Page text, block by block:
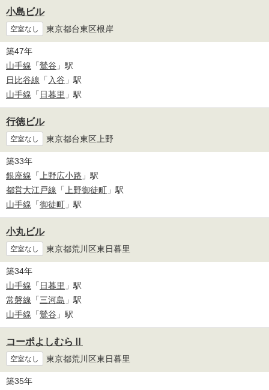
小島ビル
空室なし 東京都台東区根岸
築47年
山手線 「鶯谷 」駅
日比谷線 「 入谷 」駅
山手線 「 日暮里 」駅
行徳ビル
空室なし 東京都台東区上野
築33年
銀座線 「 上野広小路 」駅
都営大江戸線 「 上野御徒町 」駅
山手線 「御徒町 」駅
小丸ビル
空室なし 東京都荒川区東日暮里
築34年
山手線 「 日暮里 」駅
常磐線 「三河島 」駅
山手線 「鶯谷 」駅
コーポよしむらⅡ
空室なし 東京都荒川区東日暮里
築35年